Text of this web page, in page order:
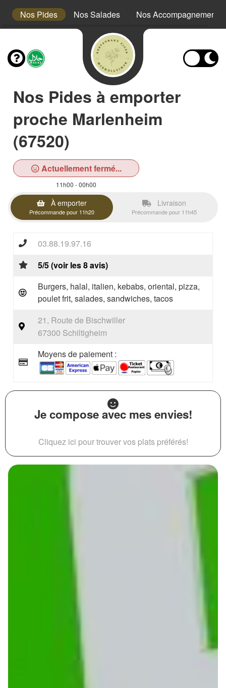
Nos Pides Nos Salades Nos Accompagnements
Nos Pides à emporter
proche Marlenheim
(67520)
Actuellement fermé...
11h00 - 00h00
À emporter
Précommande pour 11h20
Livraison
Précommande pour 11h45
03.88.19.97.16
5/5 (voir les 8 avis)
Burgers, halal, italien, kebabs, oriental, pizza,
poulet frit, salades, sandwiches, tacos
21, Route de Bischwiller
67300 Schiltigheim
Moyens de paiement :
Je compose avec mes envies!
Cliquez ici pour trouver vos plats préférés!